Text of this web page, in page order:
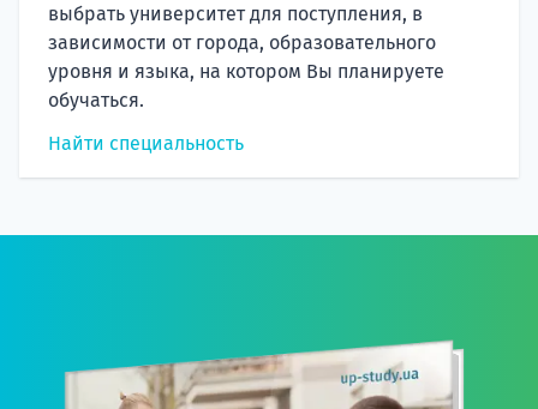
выбрать университет для поступления, в
зависимости от города, образовательного
уровня и языка, на котором Вы планируете
обучаться.
Найти специальность